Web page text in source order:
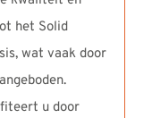
het Solid
wat vaak door
u door